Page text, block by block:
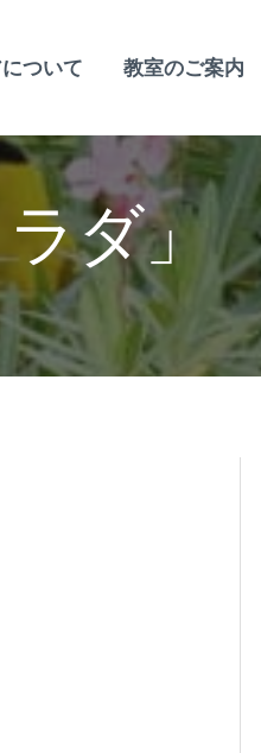
ついて 教室のご案内
ラダ